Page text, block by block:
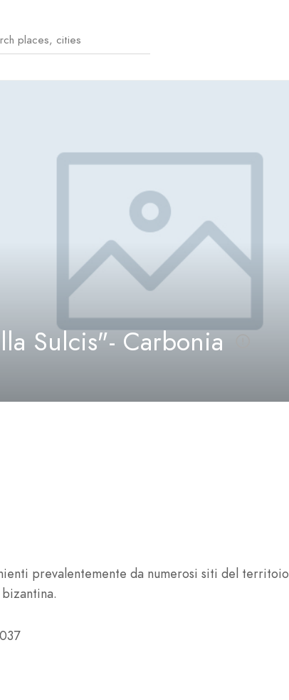
Sulcis"- Carbonia
prevalentemente da numerosi siti del territoio